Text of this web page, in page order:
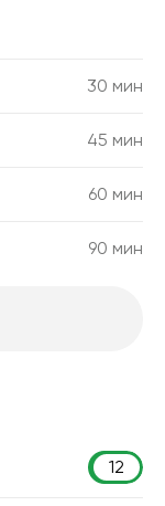
30 мин
45 мин
60 мин
90 мин
12